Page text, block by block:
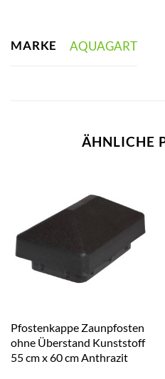
MARKE AQUAGART
ÄHNLICHE
Pfostenkappe Zaunpfosten
ohne Überstand Kunststoff
55 cm x 60 cm Anthrazit